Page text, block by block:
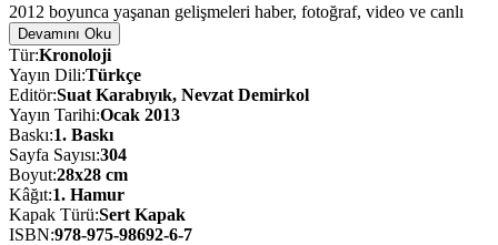
2012 boyunca yaşanan gelişmeleri haber, fotoğraf, video ve canlı
yayınlarla ülke içine ve dünyaya duyuran AA; Türkçe, İngilizce ve
Arapça üç ayrı edisyon şeklinde hazırladığı bu yıllıkla da Türkiye ve
dünyadaki gelişmelerden derlenmiş bir seçki sunuyor, öne çıkan
haber ve fotoğraflarla tarihe not düşüyor.
Devamını Oku
Tür:Kronoloji
Yayın Dili:Türkçe
Editör:Suat Karabıyık, Nevzat Demirkol
Yayın Tarihi:Ocak 2013
Baskı:1. Baskı
Sayfa Sayısı:304
Boyut:28x28 cm
Kâğıt:1. Hamur
Kapak Türü:Sert Kapak
ISBN:978-975-98692-6-7